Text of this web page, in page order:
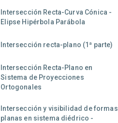
Intersección Recta-Curva Cónica -
Elipse Hipérbola Parábola
Intersección recta-plano (1ª parte)
Intersección Recta-Plano en
Sistema de Proyecciones
Ortogonales
Intersección y visibilidad de formas
planas en sistema diédrico -